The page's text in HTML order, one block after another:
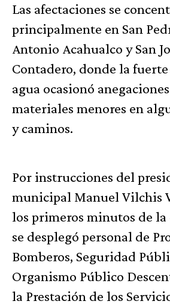
Las afectaciones se
principalmente en San
Antonio Acahualco y San
Contadero, donde la
agua ocasionó
materiales menores en
y caminos.
Por instrucciones del
municipal Manuel Vilchis
los primeros minutos de
se desplegó personal de
Bomberos, Seguridad
Organismo Público
la Prestación de los